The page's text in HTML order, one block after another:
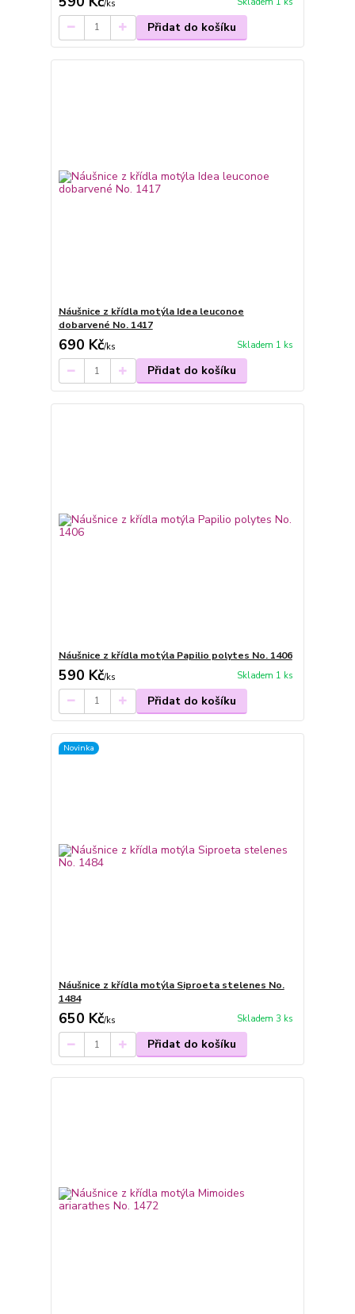
/ks
Přidat do košíku
Náušnice z křídla motýla Idea leuconoe
dobarvené No. 1417
690 Kč/ks Skladem 1 ks
Přidat do košíku
Náušnice z křídla motýla Papilio polytes No. 1406
590 Kč/ks Skladem 1 ks
Přidat do košíku
Novinka
Náušnice z křídla motýla Siproeta stelenes No.
1484
650 Kč/ks Skladem 3 ks
Přidat do košíku